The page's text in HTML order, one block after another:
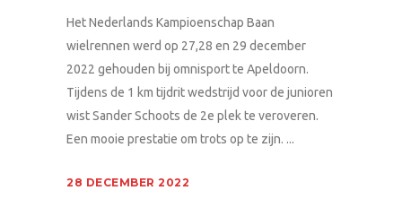
Het Nederlands Kampioenschap Baan
wielrennen werd op 27,28 en 29 december
2022 gehouden bij omnisport te Apeldoorn.
Tijdens de 1 km tijdrit wedstrijd voor de junioren
wist Sander Schoots de 2e plek te veroveren.
Een mooie prestatie om trots op te zijn. ...
28 DECEMBER 2022